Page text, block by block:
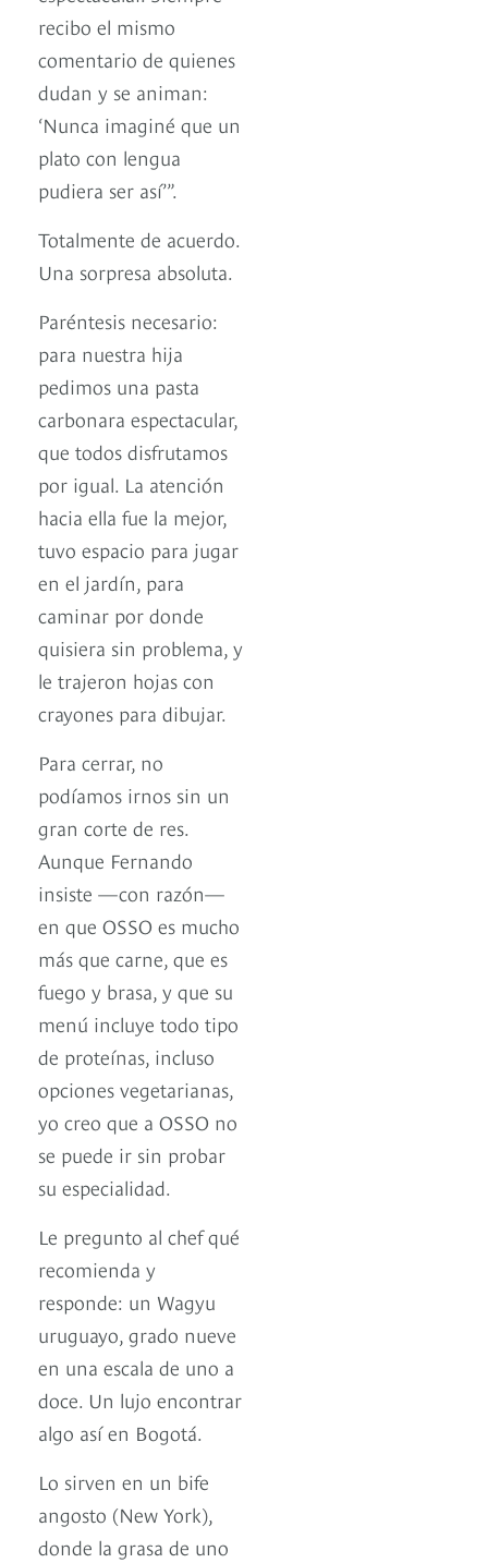
recibo el mismo
comentario de quienes
dudan y se animan:
‘Nunca imaginé que un
plato con lengua
pudiera ser así’”.
Totalmente de acuerdo.
Una sorpresa absoluta.
Paréntesis necesario:
para nuestra hija
pedimos una pasta
carbonara espectacular,
que todos disfrutamos
por igual. La atención
hacia ella fue la mejor,
tuvo espacio para jugar
en el jardín, para
caminar por donde
quisiera sin problema, y
le trajeron hojas con
crayones para dibujar.
Para cerrar, no
podíamos irnos sin un
gran corte de res.
Aunque Fernando
insiste —con razón—
en que OSSO es mucho
más que carne, que es
fuego y brasa, y que su
menú incluye todo tipo
de proteínas, incluso
opciones vegetarianas,
yo creo que a OSSO no
se puede ir sin probar
su especialidad.
Le pregunto al chef qué
recomienda y
responde: un Wagyu
uruguayo, grado nueve
en una escala de uno a
doce. Un lujo encontrar
algo así en Bogotá.
Lo sirven en un bife
angosto (New York),
donde la grasa de uno